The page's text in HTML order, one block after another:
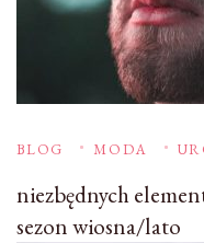
BLOG MODA
niezbędnych
sezon wiosna/lato